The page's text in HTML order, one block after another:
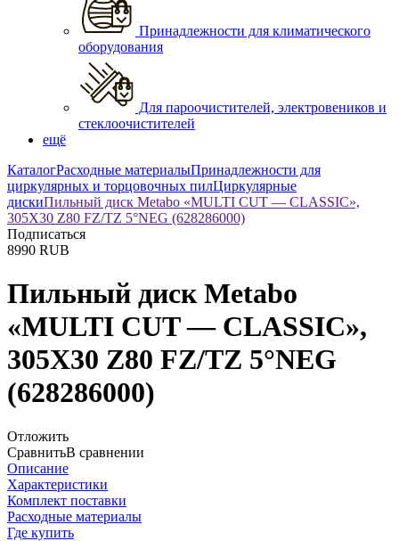
Принадлежности для климатического
оборудования
Для пароочистителей, электровеников и
стеклоочистителей
ещё
КаталогРасходные материалыПринадлежности для
циркулярных и торцовочных пилЦиркулярные
дискиПильный диск Metabo «MULTI CUT — CLASSIC»,
305X30 Z80 FZ/TZ 5°NEG (628286000)
Подписаться
8990 RUB
Пильный диск Metabo
«MULTI CUT — CLASSIC»,
305X30 Z80 FZ/TZ 5°NEG
(628286000)
Отложить
СравнитьВ сравнении
Описание
Характеристики
Комплект поставки
Расходные материалы
Где купить